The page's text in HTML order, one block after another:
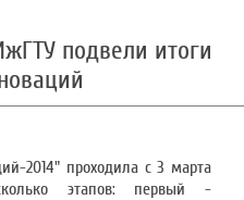
подвели итоги
2014" проходила с 3 марта
этапов: первый -